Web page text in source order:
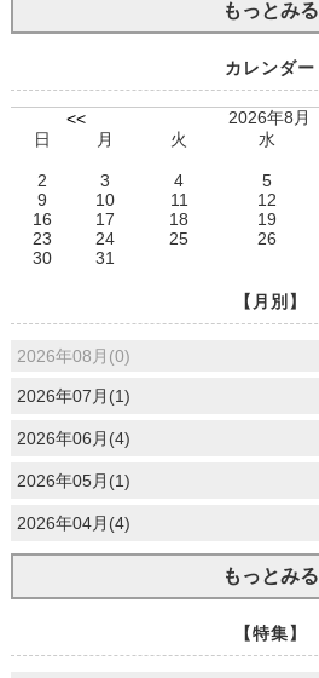
もっとみる
カレンダー
<<
2026年8月
日
月 火 水
2
3 4 5
9
10 11 12
16
17 18 19
23
24 25 26
30
31
【月別】
2026年08月(0)
2026年07月(1)
2026年06月(4)
2026年05月(1)
2026年04月(4)
もっとみる
【特集】